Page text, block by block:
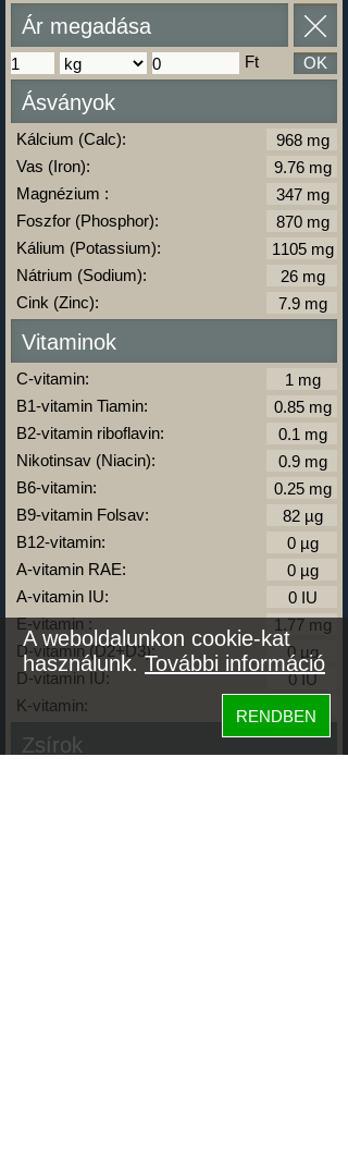
Ár megadása
Ft OK
Ásványok
Kálcium (Calc):
Vas (Iron):
Magnézium :
Foszfor (Phosphor):
Kálium (Potassium):
Nátrium (Sodium):
Cink (Zinc):
Vitaminok
C-vitamin:
B1-vitamin Tiamin:
B2-vitamin riboflavin:
Nikotinsav (Niacin):
B6-vitamin:
B9-vitamin Folsav:
B12-vitamin:
A-vitamin RAE:
A-vitamin IU:
E-vitamin :
D-vitamin (D2+D3):
D-vitamin IU:
K-vitamin:
Zsírok
A weboldalunkon cookie-kat
használunk.További információ
RENDBEN